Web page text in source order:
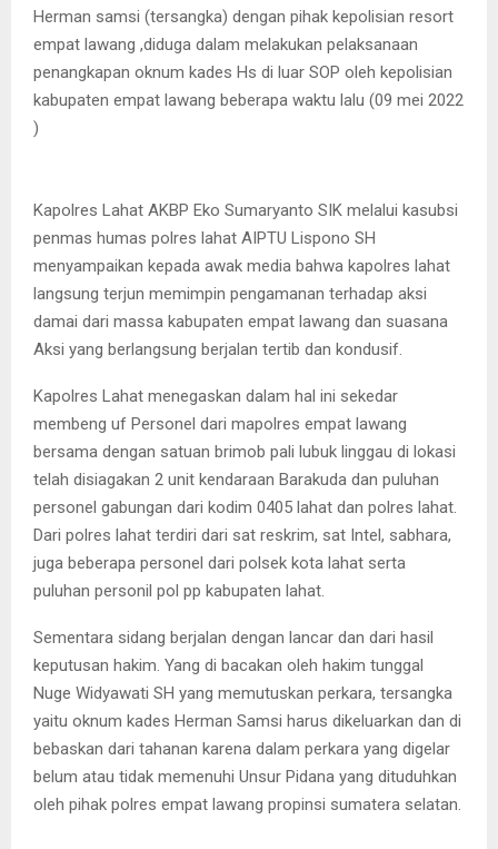
Herman samsi (tersangka) dengan pihak kepolisian resort
empat lawang ,diduga dalam melakukan pelaksanaan
penangkapan oknum kades Hs di luar SOP oleh kepolisian
kabupaten empat lawang beberapa waktu lalu (09 mei 2022
)
Kapolres Lahat AKBP Eko Sumaryanto SIK melalui kasubsi
penmas humas polres lahat AIPTU Lispono SH
menyampaikan kepada awak media bahwa kapolres lahat
langsung terjun memimpin pengamanan terhadap aksi
damai dari massa kabupaten empat lawang dan suasana
Aksi yang berlangsung berjalan tertib dan kondusif.
Kapolres Lahat menegaskan dalam hal ini sekedar
membeng uf Personel dari mapolres empat lawang
bersama dengan satuan brimob pali lubuk linggau di lokasi
telah disiagakan 2 unit kendaraan Barakuda dan puluhan
personel gabungan dari kodim 0405 lahat dan polres lahat.
Dari polres lahat terdiri dari sat reskrim, sat Intel, sabhara,
juga beberapa personel dari polsek kota lahat serta
puluhan personil pol pp kabupaten lahat.
Sementara sidang berjalan dengan lancar dan dari hasil
keputusan hakim. Yang di bacakan oleh hakim tunggal
Nuge Widyawati SH yang memutuskan perkara, tersangka
yaitu oknum kades Herman Samsi harus dikeluarkan dan di
bebaskan dari tahanan karena dalam perkara yang digelar
belum atau tidak memenuhi Unsur Pidana yang dituduhkan
oleh pihak polres empat lawang propinsi sumatera selatan.